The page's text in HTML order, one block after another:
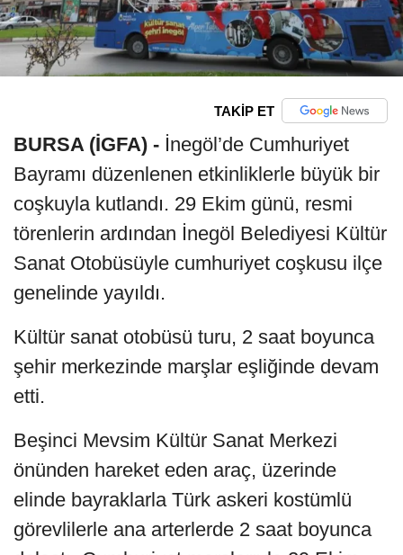
TAKİP ET
BURSA (İGFA) - İnegöl’de Cumhuriyet
Bayramı düzenlenen etkinliklerle büyük bir
coşkuyla kutlandı. 29 Ekim günü, resmi
törenlerin ardından İnegöl Belediyesi Kültür
Sanat Otobüsüyle cumhuriyet coşkusu ilçe
genelinde yayıldı.
Kültür sanat otobüsü turu, 2 saat boyunca
şehir merkezinde marşlar eşliğinde devam
etti.
Beşinci Mevsim Kültür Sanat Merkezi
önünden hareket eden araç, üzerinde
elinde bayraklarla Türk askeri kostümlü
görevlilerle ana arterlerde 2 saat boyunca